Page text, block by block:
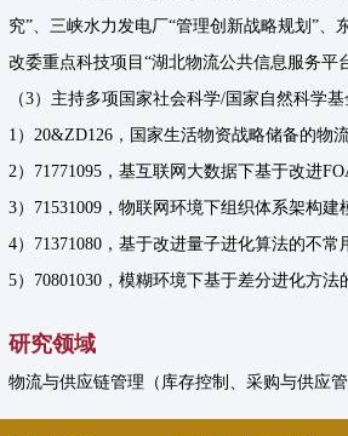
究”、三峡水力发电厂“管理创新战略规划”
改委重点科技项目“湖北物流公共信息服务平
（3）主持多项国家社会科学/国家自然科学基
1）20&ZD126，国家生活物资战略储备的物
2）71771095，基互联网大数据下基于改进
3）71531009，物联网环境下组织体系架构
4）71371080，基于改进量子进化算法的不
5）70801030，模糊环境下基于差分进化方
研究领域
物流与供应链管理（库存控制、采购与供应